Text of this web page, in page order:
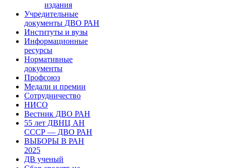
издания
Учредительные
документы ДВО РАН
Институты и вузы
Информационные
ресурсы
Нормативные
документы
Профсоюз
Медали и премии
Сотрудничество
НИСО
Вестник ДВО РАН
55 лет ДВНЦ АН
СССР — ДВО РАН
ВЫБОРЫ В РАН
2025
ДВ ученый